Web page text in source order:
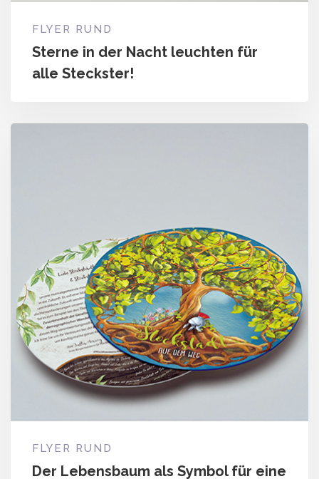
FLYER RUND
Sterne in der Nacht leuchten für
alle Steckster!
FLYER RUND
Der Lebensbaum als Symbol für eine